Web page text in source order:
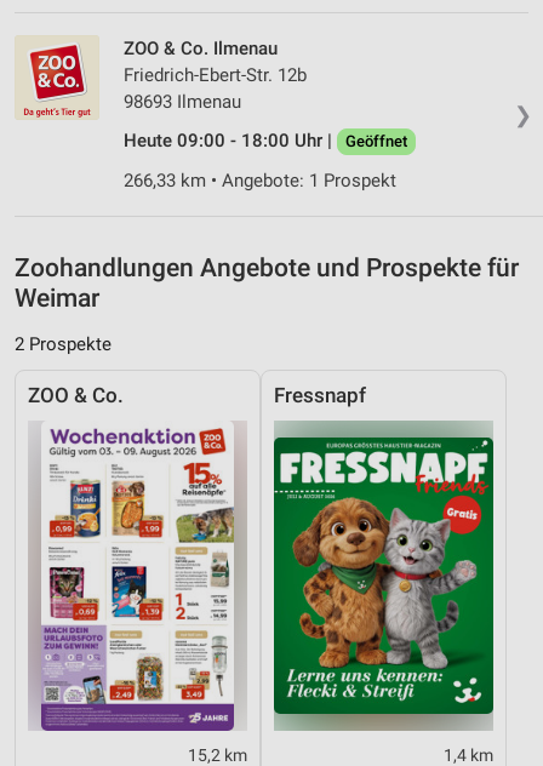
❯
ZOO & Co. Ilmenau
Friedrich-Ebert-Str. 12b
98693 Ilmenau
Heute 09:00 - 18:00 Uhr |
Geöffnet
266,33 km • Angebote: 1 Prospekt
Zoohandlungen Angebote und Prospekte für
Weimar
2 Prospekte
ZOO & Co.
15,2 km
Fressnapf
1,4 km
Notwendig
Performance